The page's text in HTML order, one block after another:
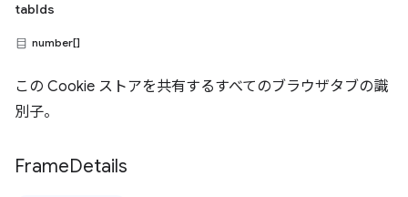
tabIds
number[]
この Cookie ストアを共有するすべてのブラウザタブの識
別子。
FrameDetails